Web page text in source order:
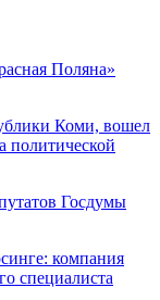
Поляна»
Коми, вошел
политической
Госдумы
компания
специалиста